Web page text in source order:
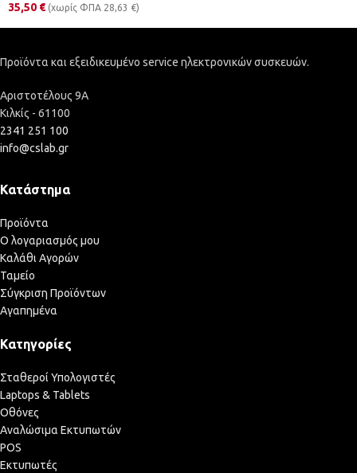
35,50 € (χωρίς ΦΠΑ 28,63 €)
Προϊόντα και εξειδικευμένο service ηλεκτρονικών συσκευών.
Αριστοτέλους 9Α
Κιλκίς - 61100
2341 251 100
info@cslab.gr
Κατάστημα
Προϊόντα
Ο λογαριασμός μου
Καλάθι Αγορών
Ταμείο
Σύγκριση Προϊόντων
Αγαπημένα
Κατηγορίες
Σταθεροί Υπολογιστές
Laptops & Tablets
Οθόνες
Αναλώσιμα Εκτυπωτών
POS
Εκτυπωτές